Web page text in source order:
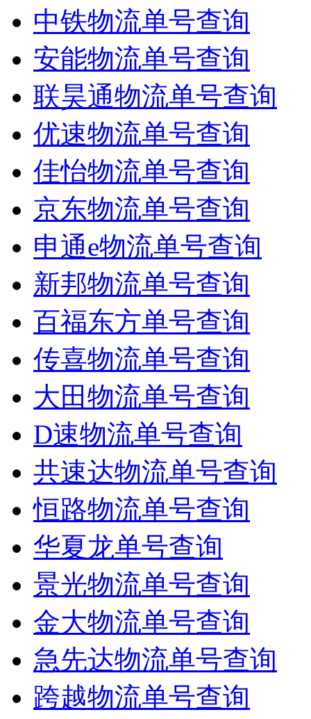
中铁物流单号查询
安能物流单号查询
联昊通物流单号查询
优速物流单号查询
佳怡物流单号查询
京东物流单号查询
申通e物流单号查询
新邦物流单号查询
百福东方单号查询
传喜物流单号查询
大田物流单号查询
D速物流单号查询
共速达物流单号查询
恒路物流单号查询
华夏龙单号查询
景光物流单号查询
金大物流单号查询
急先达物流单号查询
跨越物流单号查询